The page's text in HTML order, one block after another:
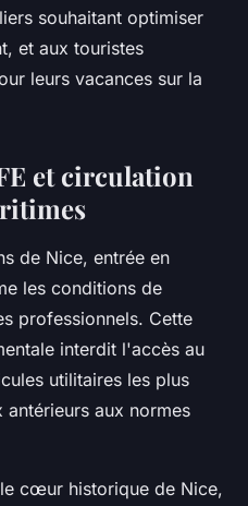
souhaitant optimiser
et aux touristes
leurs vacances sur la
et circulation
de Nice, entrée en
les conditions de
professionnels. Cette
interdit l'accès au
utilitaires les plus
antérieurs aux normes
cœur historique de Nice,